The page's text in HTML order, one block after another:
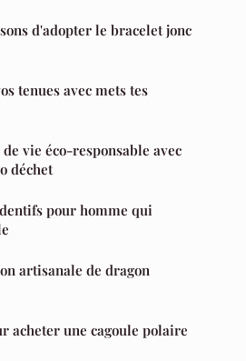
d'adopter le bracelet jonc
tenues avec mets tes
vie éco-responsable avec
déchet
pour homme qui
artisanale de dragon
acheter une cagoule polaire